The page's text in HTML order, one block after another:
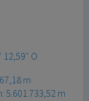
12,59″ O
m
5.601.733,52 m